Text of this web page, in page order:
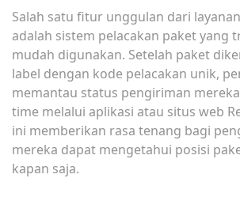
Salah satu fitur unggulan dari
adalah sistem pelacakan paket yang
mudah digunakan. Setelah paket
label dengan kode pelacakan unik,
memantau status pengiriman
time melalui aplikasi atau situs web
ini memberikan rasa tenang bagi
mereka dapat mengetahui posisi
kapan saja.